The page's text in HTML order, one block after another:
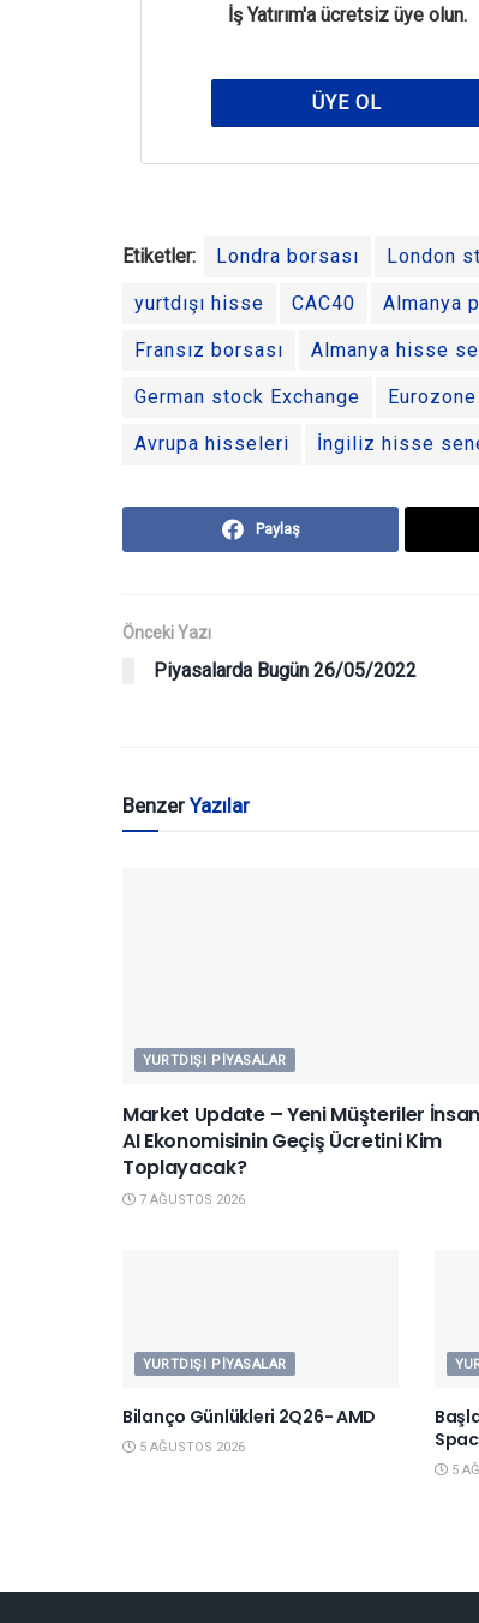
İş Yatırım'a ücretsiz üye olun.
ÜYE OL
Etiketler: Londra borsası London
yurtdışı hisse CAC40 Almanya
Fransız borsası Almanya hisse
German stock Exchange Eurozone
Avrupa hisseleri İngiliz hisse
Paylaş
Önceki Yazı
Piyasalarda Bugün 26/05/2022
BenzerYazılar
YURTDIŞI PIYASALAR
Market Update – Yeni Müşteriler
AI Ekonomisinin Geçiş Ücretini Kim
Toplayacak?
7 AĞUSTOS 2026
YURTDIŞI PIYASALAR
Bilanço Günlükleri 2Q26- AMD
5 AĞUSTOS 2026
5